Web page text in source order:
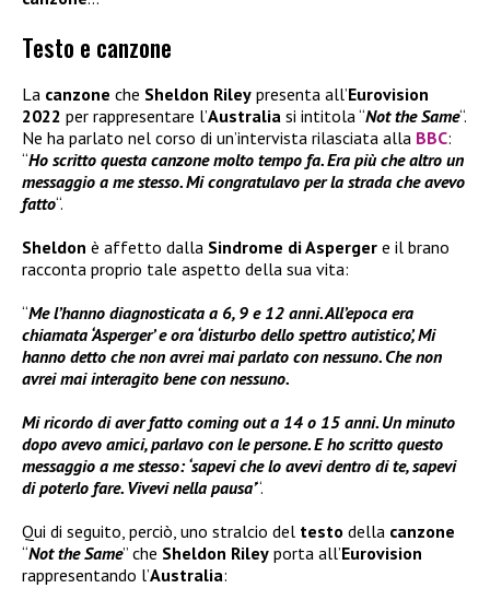
Testo e canzone
La canzone che Sheldon Riley presenta all’Eurovision
2022 per rappresentare l’Australia si intitola “Not the Same“.
Ne ha parlato nel corso di un’intervista rilasciata alla BBC:
“Ho scritto questa canzone molto tempo fa. Era più che altro un
messaggio a me stesso. Mi congratulavo per la strada che avevo
fatto“.
Sheldon è affetto dalla Sindrome di Asperger e il brano
racconta proprio tale aspetto della sua vita:
“Me l’hanno diagnosticata a 6, 9 e 12 anni. All’epoca era
chiamata ‘Asperger’ e ora ‘disturbo dello spettro autistico’, Mi
hanno detto che non avrei mai parlato con nessuno. Che non
avrei mai interagito bene con nessuno.
Mi ricordo di aver fatto coming out a 14 o 15 anni. Un minuto
dopo avevo amici, parlavo con le persone. E ho scritto questo
messaggio a me stesso: ‘sapevi che lo avevi dentro di te, sapevi
di poterlo fare. Vivevi nella pausa’“.
Qui di seguito, perciò, uno stralcio del testo della canzone
“Not the Same” che Sheldon Riley porta all’Eurovision
rappresentando l’Australia: